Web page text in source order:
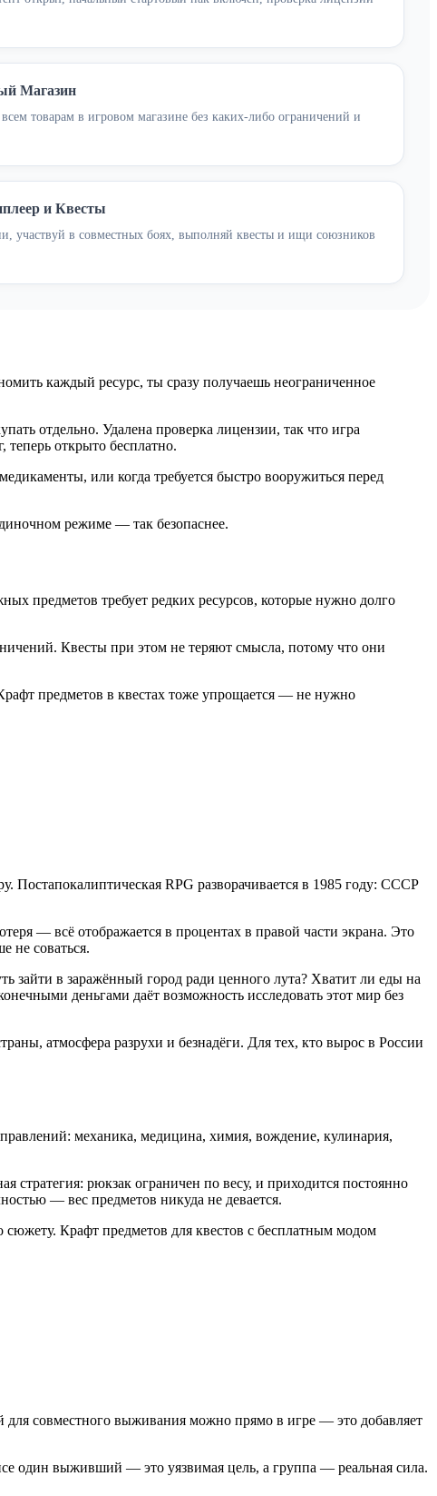
Магазин
товарам в игровом магазине без каких-либо ограничений и
и Квесты
участвуй в совместных боях, выполняй квесты и ищи союзников
каждый ресурс, ты сразу получаешь неограниченное
отдельно. Удалена проверка лицензии, так что игра
теперь открыто бесплатно.
или когда требуется быстро вооружиться перед
режиме — так безопаснее.
предметов требует редких ресурсов, которые нужно долго
Квесты при этом не теряют смысла, потому что они
предметов в квестах тоже упрощается — не нужно
Постапокалиптическая RPG разворачивается в 1985 году: СССР
— всё отображается в процентах в правой части экрана. Это
не соваться.
зайти в заражённый город ради ценного лута? Хватит ли еды на
деньгами даёт возможность исследовать этот мир без
атмосфера разрухи и безнадёги. Для тех, кто вырос в России
механика, медицина, химия, вождение, кулинария,
рюкзак ограничен по весу, и приходится постоянно
— вес предметов никуда не девается.
Крафт предметов для квестов с бесплатным модом
совместного выживания можно прямо в игре — это добавляет
один выживший — это уязвимая цель, а группа — реальная сила.